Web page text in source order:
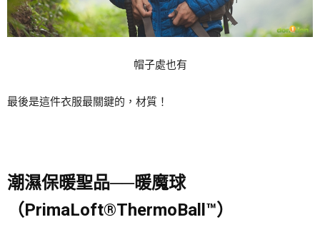
帽子處也有
最後是這件衣服最關鍵的，材質！
潮濕保暖聖品──暖魔球
（PrimaLoft®ThermoBall™）